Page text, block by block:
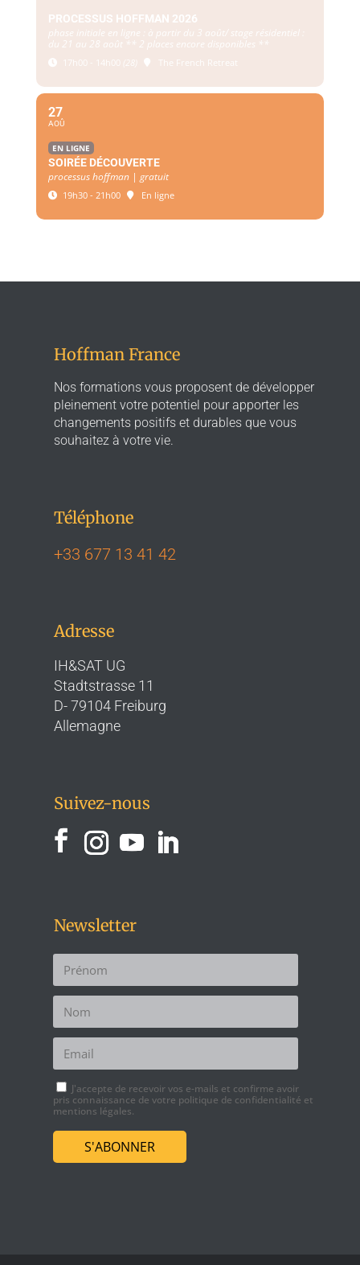
PROCESSUS HOFFMAN 2026
phase initiale en ligne : à partir du 3 août/ stage résidentiel :
du 21 au 28 août ** 2 places encore disponibles **
17h00 - 14h00 (28) The French Retreat
27
AOÛ
EN LIGNE
SOIRÉE DÉCOUVERTE
processus hoffman | gratuit
19h30 - 21h00 En ligne
Hoffman France
Nos formations vous proposent de développer
pleinement votre potentiel pour apporter les
changements positifs et durables que vous
souhaitez à votre vie.
Téléphone
+33 677 13 41 42
Adresse
IH&SAT UG
Stadtstrasse 11
D- 79104 Freiburg
Allemagne
Suivez-nous
Newsletter
J'accepte de recevoir vos e-mails et confirme avoir
pris connaissance de votre politique de confidentialité et
mentions légales.